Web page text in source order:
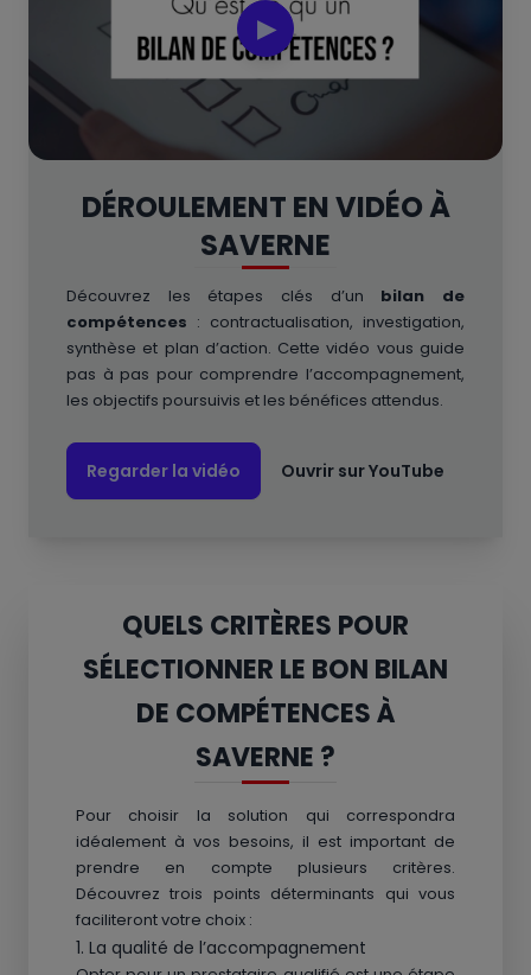
▶
DÉROULEMENT EN VIDÉO À
SAVERNE
Découvrez les étapes clés d’un bilan de
compétences : contractualisation, investigation,
synthèse et plan d’action. Cette vidéo vous guide
pas à pas pour comprendre l’accompagnement,
les objectifs poursuivis et les bénéfices attendus.
Regarder la vidéo Ouvrir sur YouTube
QUELS CRITÈRES POUR
SÉLECTIONNER LE BON BILAN
DE COMPÉTENCES À
SAVERNE ?
Pour choisir la solution qui correspondra
idéalement à vos besoins, il est important de
prendre en compte plusieurs critères.
Découvrez trois points déterminants qui vous
faciliteront votre choix :
1. La qualité de l’accompagnement